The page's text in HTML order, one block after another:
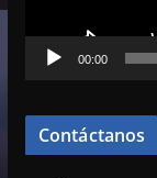
c
r
00:00
Contáctanos